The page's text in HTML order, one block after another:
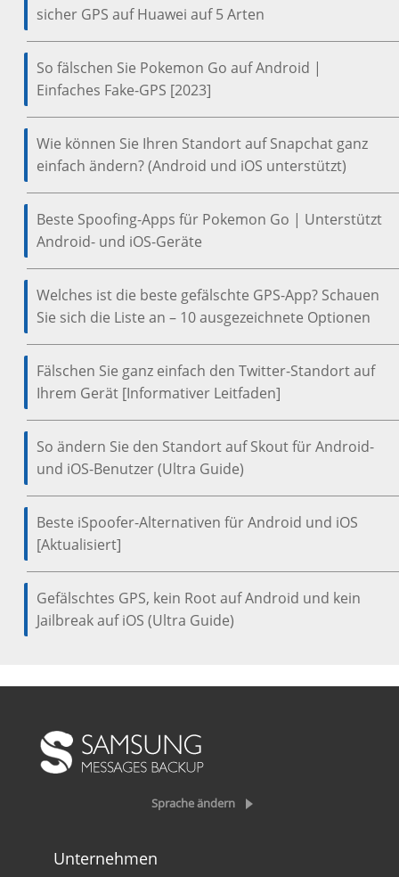
sicher GPS auf Huawei auf 5 Arten
So fälschen Sie Pokemon Go auf Android |
Einfaches Fake-GPS [2023]
Wie können Sie Ihren Standort auf Snapchat ganz
einfach ändern? (Android und iOS unterstützt)
Beste Spoofing-Apps für Pokemon Go | Unterstützt
Android- und iOS-Geräte
Welches ist die beste gefälschte GPS-App? Schauen
Sie sich die Liste an – 10 ausgezeichnete Optionen
Fälschen Sie ganz einfach den Twitter-Standort auf
Ihrem Gerät [Informativer Leitfaden]
So ändern Sie den Standort auf Skout für Android-
und iOS-Benutzer (Ultra Guide)
Beste iSpoofer-Alternativen für Android und iOS
[Aktualisiert]
Gefälschtes GPS, kein Root auf Android und kein
Jailbreak auf iOS (Ultra Guide)
Sprache ändern
Unternehmen